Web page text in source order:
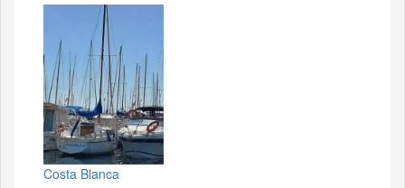
Costa Blanca